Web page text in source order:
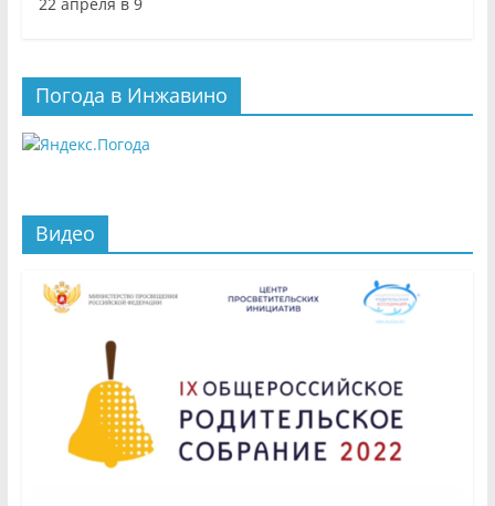
22 апреля в 9
Погода в Инжавино
Видео